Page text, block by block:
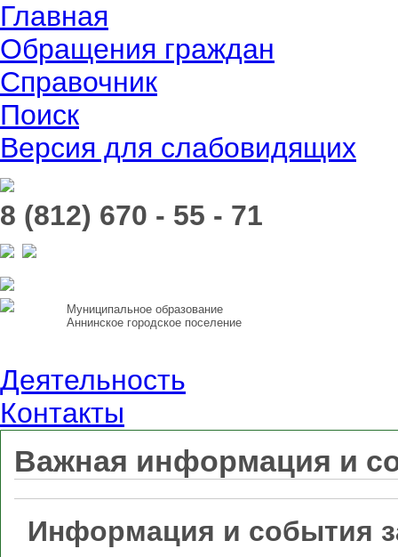
Главная
Обращения граждан
Справочник
Поиск
Версия для слабовидящих
8 (812) 670 - 55 - 71
Муниципальное образование
Аннинское городское поселение
Деятельность
Контакты
Важная информация и
Информация и события